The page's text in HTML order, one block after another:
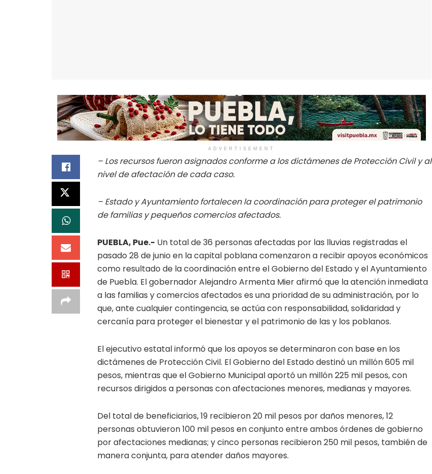
ADVERTISEMENT
– Los recursos fueron asignados conforme a los dictámenes de Protección Civil y al
nivel de afectación de cada caso.
– Estado y Ayuntamiento fortalecen la coordinación para proteger el patrimonio
de familias y pequeños comercios afectados.
PUEBLA, Pue.- Un total de 36 personas afectadas por las lluvias registradas el
pasado 28 de junio en la capital poblana comenzaron a recibir apoyos económicos
como resultado de la coordinación entre el Gobierno del Estado y el Ayuntamiento
de Puebla. El gobernador Alejandro Armenta Mier afirmó que la atención inmediata
a las familias y comercios afectados es una prioridad de su administración, por lo
que, ante cualquier contingencia, se actúa con responsabilidad, solidaridad y
cercanía para proteger el bienestar y el patrimonio de las y los poblanos.
El ejecutivo estatal informó que los apoyos se determinaron con base en los
dictámenes de Protección Civil. El Gobierno del Estado destinó un millón 605 mil
pesos, mientras que el Gobierno Municipal aportó un millón 225 mil pesos, con
recursos dirigidos a personas con afectaciones menores, medianas y mayores.
Del total de beneficiarios, 19 recibieron 20 mil pesos por daños menores, 12
personas obtuvieron 100 mil pesos en conjunto entre ambos órdenes de gobierno
por afectaciones medianas; y cinco personas recibieron 250 mil pesos, también de
manera conjunta, para atender daños mayores.